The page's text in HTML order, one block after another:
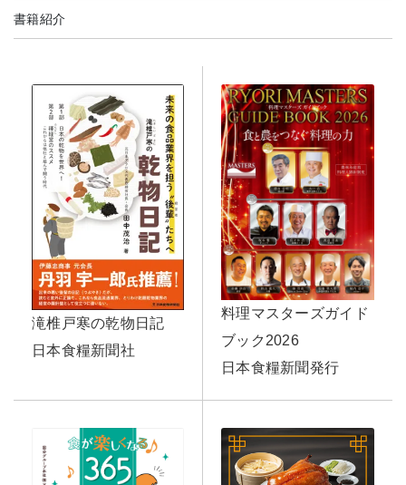
書籍紹介
滝椎戸寒の乾物日記
日本食糧新聞社
料理マスターズガイド
ブック2026
日本食糧新聞発行